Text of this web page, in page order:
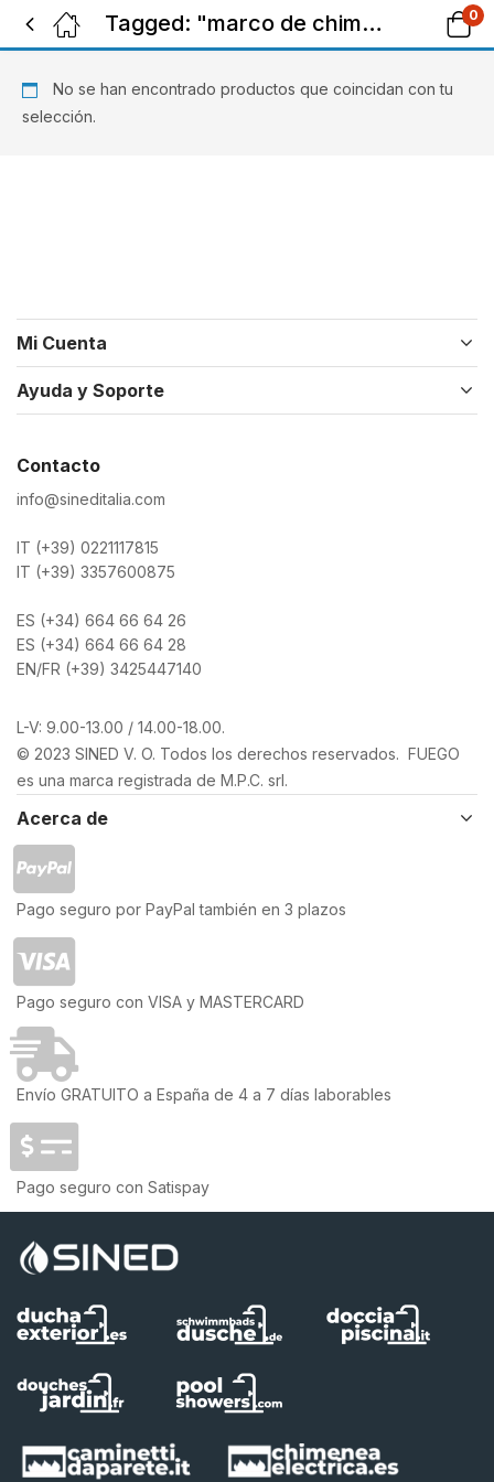
Tagged: "marco de chimenea color ceniza" 0
No se han encontrado productos que coincidan con tu
selección.
Mi Cuenta
Ayuda y Soporte
Contacto
info@sineditalia.com
IT (+39) 0221117815
IT (+39) 3357600875
ES (+34) 664 66 64 26
ES (+34) 664 66 64 28
EN/FR (+39) 3425447140
L-V: 9.00-13.00 / 14.00-18.00.
© 2023 SINED V. O. Todos los derechos reservados. FUEGO
es una marca registrada de M.P.C. srl.
Acerca de
Pago seguro por PayPal también en 3 plazos
Pago seguro con VISA y MASTERCARD
Envío GRATUITO a España de 4 a 7 días laborables
Pago seguro con Satispay